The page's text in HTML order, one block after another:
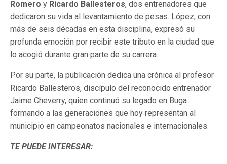
Romero y Ricardo Ballesteros, dos entrenadores que
dedicaron su vida al levantamiento de pesas. López, con
más de seis décadas en esta disciplina, expresó su
profunda emoción por recibir este tributo en la ciudad que
lo acogió durante gran parte de su carrera.
Por su parte, la publicación dedica una crónica al profesor
Ricardo Ballesteros, discípulo del reconocido entrenador
Jaime Cheverry, quien continuó su legado en Buga
formando a las generaciones que hoy representan al
municipio en campeonatos nacionales e internacionales.
TE PUEDE INTERESAR: